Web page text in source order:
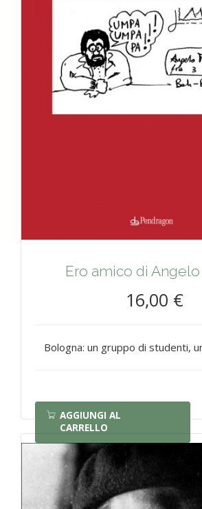
Ero amico di Angelo
16,00 €
Bologna: un gruppo di studenti,
AGGIUNGI AL
CARRELLO